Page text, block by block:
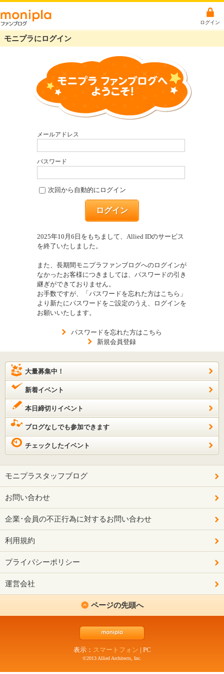
ログイン
モニプラにログイン
メールアドレス
パスワード
次回から自動的にログイン
ログイン
2025年10月6日をもちまして、Allied IDのサービス
を終了いたしました。
また、長期間モニプラファンブログへのログインが
なかったお客様につきましては、パスワードの引き
継ぎができておりません。
お手数ですが、「パスワードを忘れた方はこちら」
より新たにパスワードをご設定のうえ、ログインを
お願いいたします。
パスワードを忘れた方はこちら
新規会員登録
大量募集中！
新着イベント
本日締切りイベント
ブログなしでも参加できます
チェックしたイベント
モニプラスタッフブログ
お問い合わせ
企業･会員の不正行為に対するお問い合わせ
利用規約
プライバシーポリシー
運営会社
ページの先頭へ
表示： スマートフォン | PC
©2013 Allied Architects, Inc.